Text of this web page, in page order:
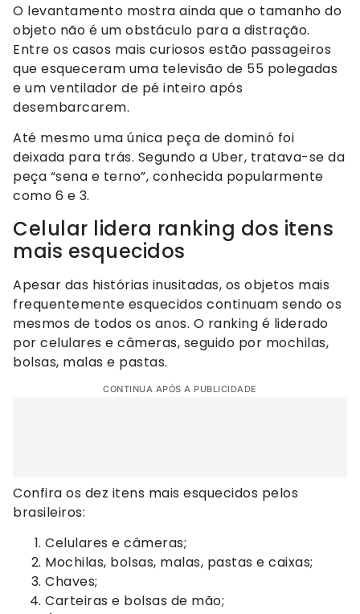
O levantamento mostra ainda que o tamanho do
objeto não é um obstáculo para a distração.
Entre os casos mais curiosos estão passageiros
que esqueceram uma televisão de 55 polegadas
e um ventilador de pé inteiro após
desembarcarem.
Até mesmo uma única peça de dominó foi
deixada para trás. Segundo a Uber, tratava-se da
peça “sena e terno”, conhecida popularmente
como 6 e 3.
Celular lidera ranking dos itens
mais esquecidos
Apesar das histórias inusitadas, os objetos mais
frequentemente esquecidos continuam sendo os
mesmos de todos os anos. O ranking é liderado
por celulares e câmeras, seguido por mochilas,
bolsas, malas e pastas.
CONTINUA APÓS A PUBLICIDADE
Confira os dez itens mais esquecidos pelos
brasileiros:
Celulares e câmeras;
Mochilas, bolsas, malas, pastas e caixas;
Chaves;
Carteiras e bolsas de mão;